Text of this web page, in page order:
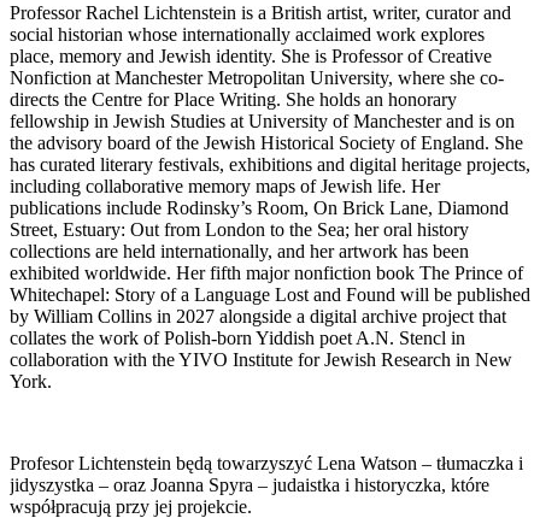
Professor Rachel Lichtenstein is a British artist, writer, curator and
social historian whose internationally acclaimed work explores
place, memory and Jewish identity. She is Professor of Creative
Nonfiction at Manchester Metropolitan University, where she co-
directs the Centre for Place Writing. She holds an honorary
fellowship in Jewish Studies at University of Manchester and is on
the advisory board of the Jewish Historical Society of England. She
has curated literary festivals, exhibitions and digital heritage projects,
including collaborative memory maps of Jewish life. Her
publications include Rodinsky’s Room, On Brick Lane, Diamond
Street, Estuary: Out from London to the Sea; her oral history
collections are held internationally, and her artwork has been
exhibited worldwide. Her fifth major nonfiction book The Prince of
Whitechapel: Story of a Language Lost and Found will be published
by William Collins in 2027 alongside a digital archive project that
collates the work of Polish-born Yiddish poet A.N. Stencl in
collaboration with the YIVO Institute for Jewish Research in New
York.
Profesor Lichtenstein będą towarzyszyć Lena Watson – tłumaczka i
jidyszystka – oraz Joanna Spyra – judaistka i historyczka, które
współpracują przy jej projekcie.